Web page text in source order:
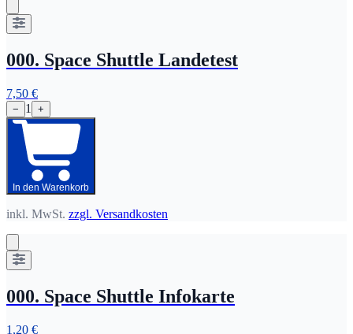
000. Space Shuttle Landetest
7,50 €
− 1 +
In den Warenkorb
inkl. MwSt. zzgl. Versandkosten
000. Space Shuttle Infokarte
1,20 €